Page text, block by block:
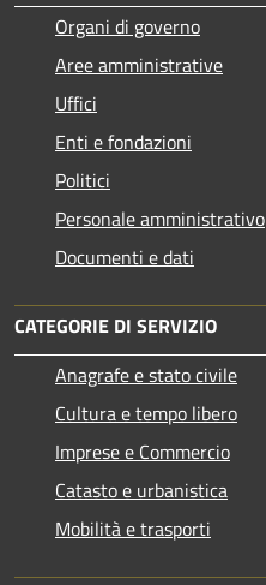
Organi di governo
Aree amministrative
Uffici
Enti e fondazioni
Politici
Personale amministrativo
Documenti e dati
CATEGORIE DI SERVIZIO
Anagrafe e stato civile
Cultura e tempo libero
Imprese e Commercio
Catasto e urbanistica
Mobilità e trasporti